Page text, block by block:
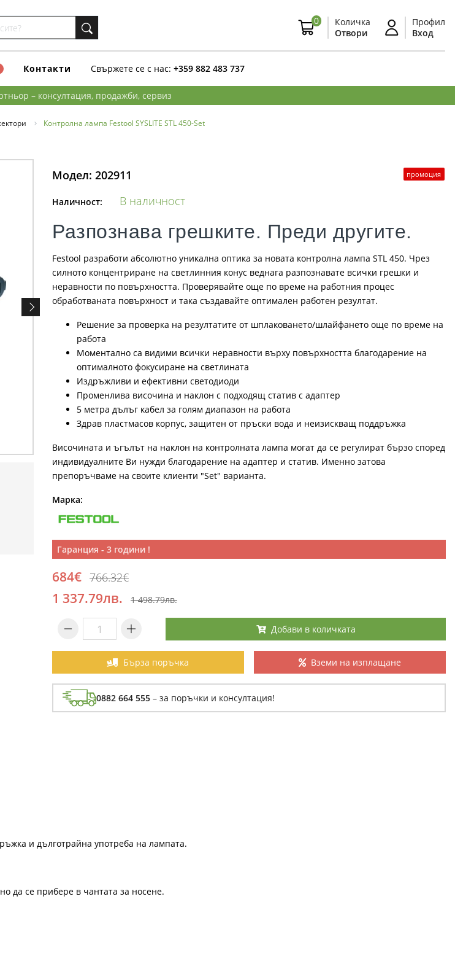
0
Количка
Отвори
Профил
Вход
Контакти Свържете се с нас: +359 882 483 737
– консултация, продажби, сервиз
Контролна лампа Festool SYSLITE STL 450-Set
промоция
Модел: 202911
Наличност: В наличност
Разпознава грешките. Преди другите.
Festool разработи абсолютно уникална оптика за новата контролна лампа STL 450. Чрез
силното концентриране на светлинния конус веднага разпознавате всички грешки и
неравности по повърхността. Проверявайте още по време на работния процес
обработваната повърхност и така създавайте оптимален работен резултат.
Решение за проверка на резултатите от шплаковането/шлайфането още по време на
работа
Моментално са видими всички неравности върху повърхността благодарение на
оптималното фокусиране на светлината
Издръжливи и ефективни светодиоди
Променлива височина и наклон с подходящ статив с адаптер
5 метра дълъг кабел за голям диапазон на работа
Здрав пластмасов корпус, защитен от пръски вода и неизискващ поддръжка
Височината и ъгълът на наклон на контролната лампа могат да се регулират бързо според
индивидуалните Ви нужди благодарение на адаптер и статив. Именно затова
препоръчваме на своите клиенти "Set" варианта.
Марка:
Гаранция - 3 години !
684€ 766.32€
1 337.79лв. 1 498.79лв.
Добави в количката
Бърза поръчка Вземи на изплащане
0882 664 555 – за поръчки и консултация!
и дълготрайна употреба на лампата.
да се прибере в чантата за носене.